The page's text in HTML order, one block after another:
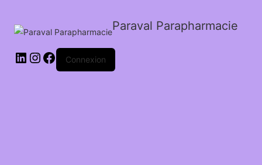
Paraval Parapharmacie
LinkedInInstagram
Facebook
Connexion